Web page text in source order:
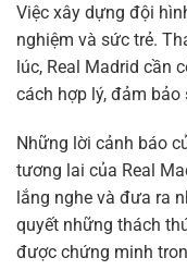
Việc xây dựng đội
nghiệm và sức trẻ.
lúc, Real Madrid cần
cách hợp lý, đảm
Những lời cảnh báo
tương lai của Real
lắng nghe và đưa ra
quyết những thách
được chứng minh